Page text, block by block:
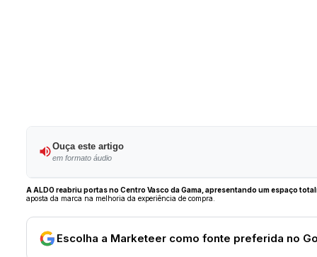
Ouça este artigo
em formato áudio
A ALDO reabriu portas no Centro Vasco da Gama, apresentando um espaço
aposta da marca na melhoria da experiência de compra.
Escolha a Marketeer como fonte preferida no